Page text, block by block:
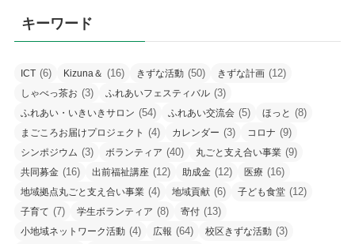
キーワード
ICT (6) Kizuna＆ (16) きずな活動 (50) きずな計画 (12)
しゃべっ茶お (3) ふれあいフェスティバル (3)
ふれあい・いきいきサロン (54) ふれあい交流会 (5) ほっと (8)
まごころお届けプロジェクト (4) カレンダー (3) コロナ (9)
シンポジウム (3) ボランティア (40) 丸ごと支え合い事業 (9)
共同募金 (16) 出前福祉講座 (12) 助成金 (12) 医療 (16)
地域拠点丸ごと支え合い事業 (4) 地域貢献 (6) 子ども食堂 (12)
子育て (7) 学生ボランティア (8) 寄付 (13)
小地域ネットワーク活動 (4) 広報 (64) 校区きずな活動 (3)